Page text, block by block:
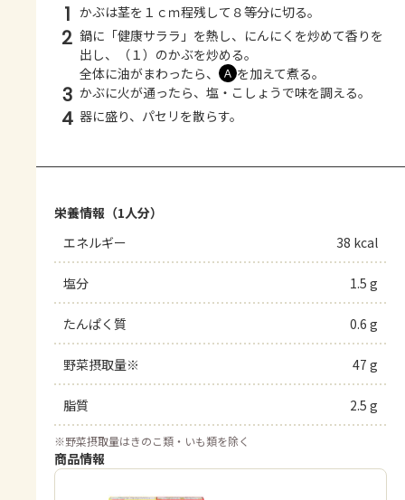
1 かぶは茎を１ｃｍ程残して８等分に切る。
2 鍋に「健康サララ」を熱し、にんにくを炒めて香りを
出し、（１）のかぶを炒める。
全体に油がまわったら、
Ａ を加えて煮る。
3 かぶに火が通ったら、塩・こしょうで味を調える。
4 器に盛り、パセリを散らす。
栄養情報（1人分）
エネルギー
38 kcal
塩分 1.5 g
たんぱく質 0.6 g
野菜摂取量※ 47 g
脂質 2.5 g
※野菜摂取量はきのこ類・いも類を除く
商品情報